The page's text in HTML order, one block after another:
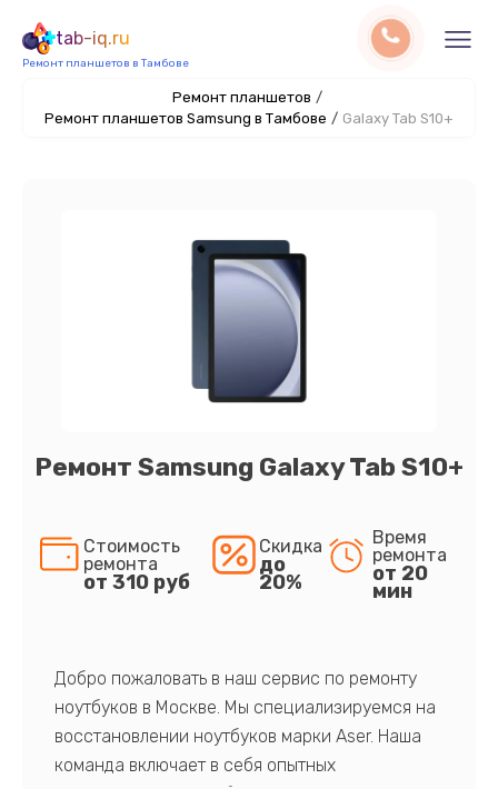
tab-iq.ru
Ремонт планшетов в Тамбове
Ремонт планшетов /
Ремонт планшетов Samsung в Тамбове / Galaxy Tab S10+
Ремонт Samsung Galaxy Tab S10+
Стоимость
ремонта
от 310 руб
Скидка
до
20%
Время
ремонта
от 20
мин
Добро пожаловать в наш сервис по ремонту
ноутбуков в Москве. Мы специализируемся на
восстановлении ноутбуков марки Aser. Наша
команда включает в себя опытных